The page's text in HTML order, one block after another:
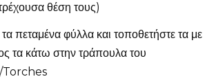
θέση τους)
πεταμένα φύλλα και τοποθετήστε τα με
τα κάτω στην τράπουλα του